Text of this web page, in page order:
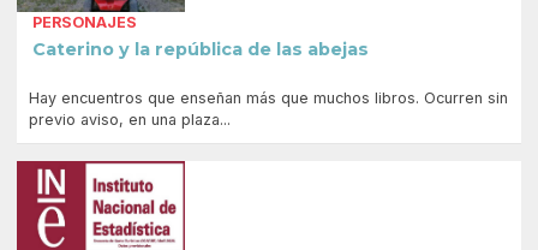
PERSONAJES
Caterino y la república de las abejas
Hay encuentros que enseñan más que muchos libros. Ocurren sin
previo aviso, en una plaza...